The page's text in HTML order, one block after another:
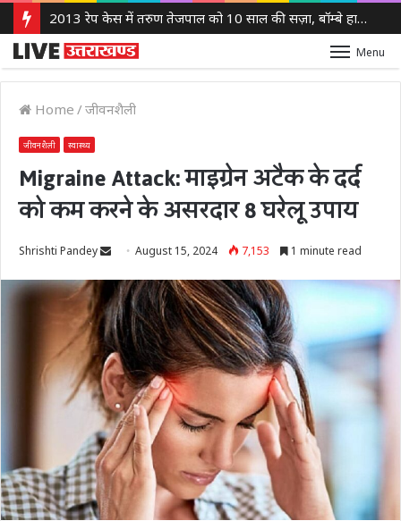
2013 रेप केस में तरुण तेजपाल को 10 साल की सज़ा, बॉम्बे हाई कोर्ट ने लगाया 10 लाख रुपये का जुर्माना
Menu
Home /जीवनशैली
जीवनशैली स्वास्थ्य
Migraine Attack: माइग्रेन अटैक के दर्द
को कम करने के असरदार 8 घरेलू उपाय
Shrishti Pandey
Send
email
August 15, 2024 7,153 1 minute read